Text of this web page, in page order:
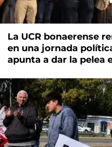
La UCR bonaerense
en una jornada
apunta a dar la pelea